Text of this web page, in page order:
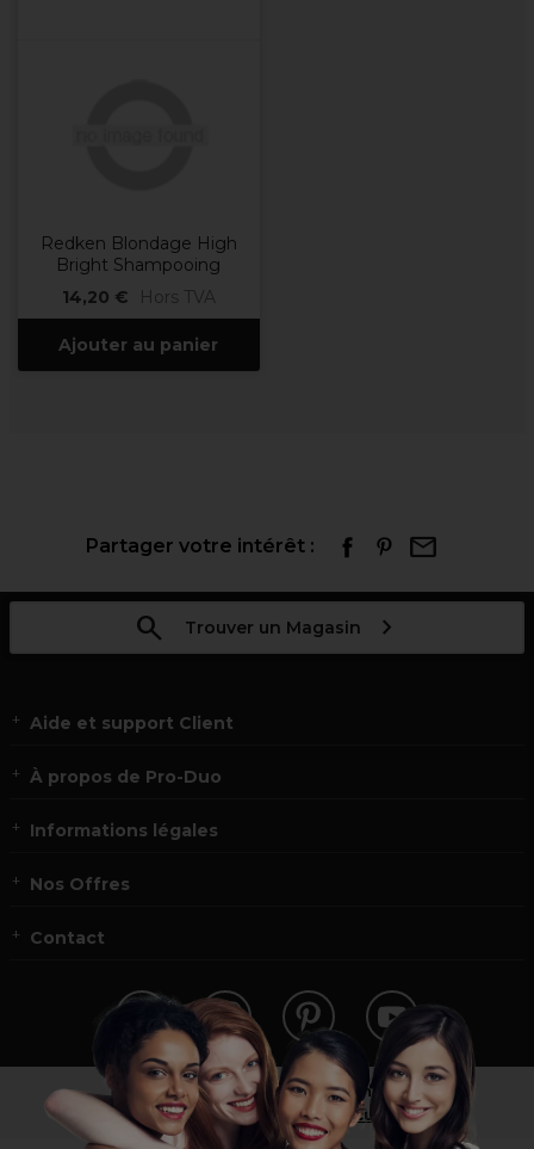
Redken Blondage High
Bright Shampooing
14,20 €
Hors TVA
Ajouter au panier
Partager votre intérêt :
Trouver un Magasin
Aide et support Client
À propos de Pro-Duo
Informations légales
Nos Offres
Contact
Vous n’êtes pas un professionnel ?
Visitez notre site pour les particuliers!